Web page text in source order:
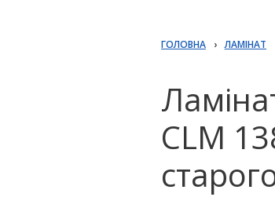
ГОЛОВНА › ЛАМІНАТ
СLM